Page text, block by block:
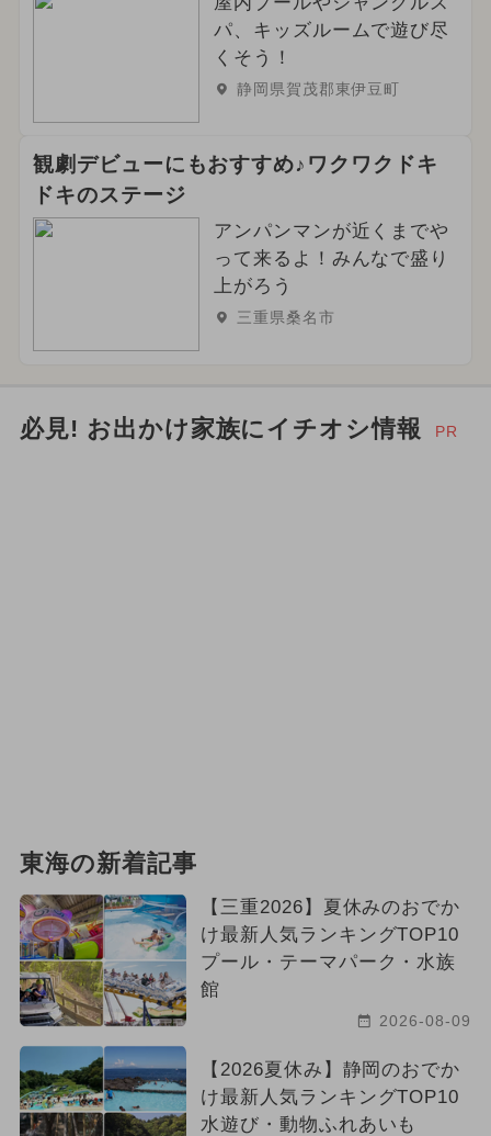
パ、キッズルームで遊び尽
くそう！
静岡県賀茂郡東伊豆町
観劇デビューにもおすすめ♪ワクワクドキ
ドキのステージ
アンパンマンが近くまでや
って来るよ！みんなで盛り
上がろう
三重県桑名市
必見! お出かけ家族にイチオシ情報 PR
東海の新着記事
【三重2026】夏休みのおでか
け最新人気ランキングTOP10
プール・テーマパーク・水族
館
2026-08-09
【2026夏休み】静岡のおでか
け最新人気ランキングTOP10
水遊び・動物ふれあいも